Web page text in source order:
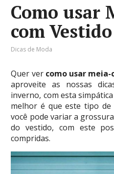
Como usar
com Vestido
Dicas de Moda
Quer ver como usar
aproveite as nossas
inverno, com esta
melhor é que este tipo
você pode variar a
do vestido, com este
compridas.